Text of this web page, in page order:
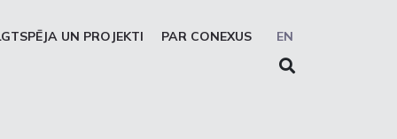
EN
UN PROJEKTI PAR CONEXUS